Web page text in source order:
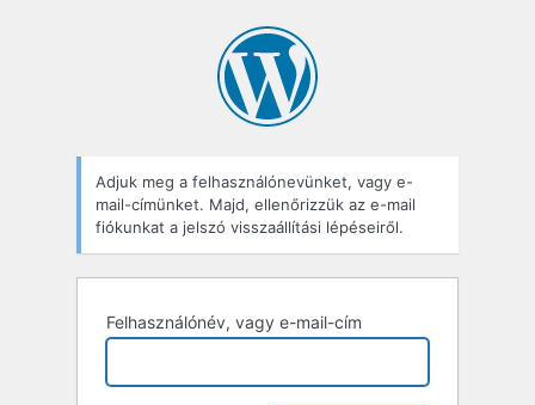
Adjuk meg a felhasználónevünket, vagy e-
mail-címünket. Majd, ellenőrizzük az e-mail
fiókunkat a jelszó visszaállítási lépéseiről.
Felhasználónév, vagy e-mail-cím